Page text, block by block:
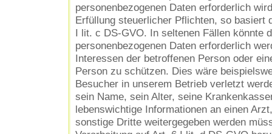
personenbezogenen Daten erforderlich
Erfüllung steuerlicher Pflichten, so basiert
I lit. c DS-GVO. In seltenen Fällen könnte
personenbezogenen Daten erforderlich
Interessen der betroffenen Person oder
Person zu schützen. Dies wäre
Besucher in unserem Betrieb verletzt
sein Name, sein Alter, seine
lebenswichtige Informationen an einen
sonstige Dritte weitergegeben werden